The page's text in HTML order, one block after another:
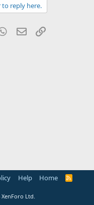
reply here.
WhatsApp
Email
Help Home
R
Ltd.